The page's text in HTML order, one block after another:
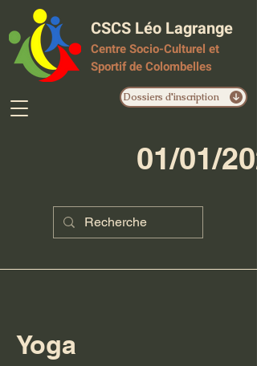
Dossiers d'inscription
CSCS Léo Lagrange
Centre Socio-Culturel et
Sportif de Colombelles
01/01/
Yoga